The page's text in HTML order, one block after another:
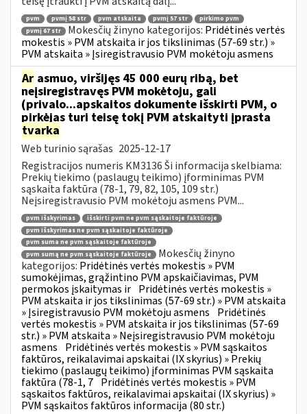
pvm pvmį 58 str pvm atskaita pvmį 57 str
pirkimo pvm
pvmį 67 str
Mokesčių žinyno kategorijos: Pridėtinės vertės
mokestis » PVM atskaita ir jos tikslinimas (57-69 str.) »
PVM atskaita » Įsiregistravusio PVM mokėtoju asmens
Ar asmuo, viršijęs 45 000 eurų ribą, bet
neįsiregistravęs PVM mokėtoju, gali
(privalo...apskaitos dokumente išskirti PVM, o
pirkėjas turi teisę tokį PVM atskaityti įprasta
tvarka
Web turinio sąrašas 2025-12-17
Registracijos numeris KM3136 Ši informacija skelbiama:
Prekių tiekimo (paslaugų teikimo) įforminimas PVM
sąskaita faktūra (78-1, 79, 82, 105, 109 str.)
Neįsiregistravusio PVM mokėtoju asmens PVM...
pvm išskyrimas
išskirti pvm ne pvm sąskaitoje faktūroje
pvm išskyrimas ne pvm sąskaitoje faktūroje
pvm suma ne pvm sąskaitoje faktūroje
pvm sumą ne pvm sąskaitoje faktūroje
Mokesčių žinyno
kategorijos: Pridėtinės vertės mokestis » PVM
sumokėjimas, grąžintino PVM apskaičiavimas, PVM
permokos įskaitymas ir Pridėtinės vertės mokestis »
PVM atskaita ir jos tikslinimas (57-69 str.) » PVM atskaita
» Įsiregistravusio PVM mokėtoju asmens Pridėtinės
vertės mokestis » PVM atskaita ir jos tikslinimas (57-69
str.) » PVM atskaita » Neįsiregistravusio PVM mokėtoju
asmens Pridėtinės vertės mokestis » PVM sąskaitos
faktūros, reikalavimai apskaitai (IX skyrius) » Prekių
tiekimo (paslaugų teikimo) įforminimas PVM sąskaita
faktūra (78-1, 7 Pridėtinės vertės mokestis » PVM
sąskaitos faktūros, reikalavimai apskaitai (IX skyrius) »
PVM sąskaitos faktūros informacija (80 str.)